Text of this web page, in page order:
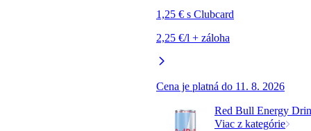
1,25 € s Clubcard
2,25 €/l + záloha
Cena je platná do 11. 8. 2026
Red Bull Energy
Viac z kategórie